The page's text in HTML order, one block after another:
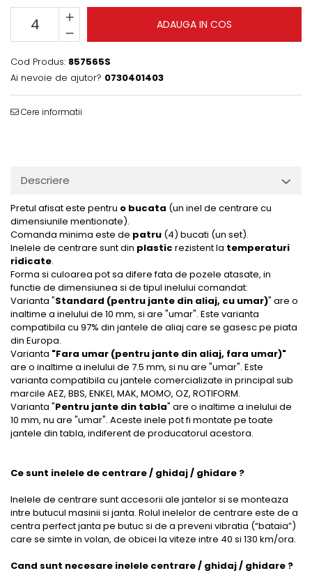
ADAUGA IN COS
Cod Produs: 857565S
Ai nevoie de ajutor? 0730401403
Cere informatii
Descriere
Pretul afisat este pentru o bucata (un inel de centrare cu
dimensiunile mentionate).
Comanda minima este de patru (4) bucati (un set).
Inelele de centrare sunt din plastic rezistent la temperaturi
ridicate.
Forma si culoarea pot sa difere fata de pozele atasate, in
functie de dimensiunea si de tipul inelului comandat:
Varianta "Standard (pentru jante din aliaj, cu umar)" are o
inaltime a inelului de 10 mm, si are "umar". Este varianta
compatibila cu 97% din jantele de aliaj care se gasesc pe piata
din Europa.
Varianta "Fara umar (pentru jante din aliaj, fara umar)"
are o inaltime a inelului de 7.5 mm, si nu are "umar". Este
varianta compatibila cu jantele comercializate in principal sub
marcile AEZ, BBS, ENKEI, MAK, MOMO, OZ, ROTIFORM.
Varianta "Pentru jante din tabla" are o inaltime a inelului de
10 mm, nu are "umar". Aceste inele pot fi montate pe toate
jantele din tabla, indiferent de producatorul acestora.
Ce sunt inelele de centrare / ghidaj / ghidare ?
Inelele de centrare sunt accesorii ale jantelor si se monteaza
intre butucul masinii si janta. Rolul inelelor de centrare este de a
centra perfect janta pe butuc si de a preveni vibratia (“bataia”)
care se simte in volan, de obicei la viteze intre 40 si 130 km/ora.
Cand sunt necesare inelele centrare / ghidaj / ghidare ?